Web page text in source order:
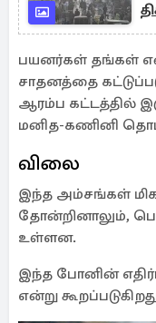
பயனர்கள்
சாதனத்தை
ஆரம்ப கட்டத்தில்
மனித-கணினி
விலை
இந்த அம்சங்கள்
தோன்றினாலும்,
உள்ளன.
இந்த போனின்
என்று